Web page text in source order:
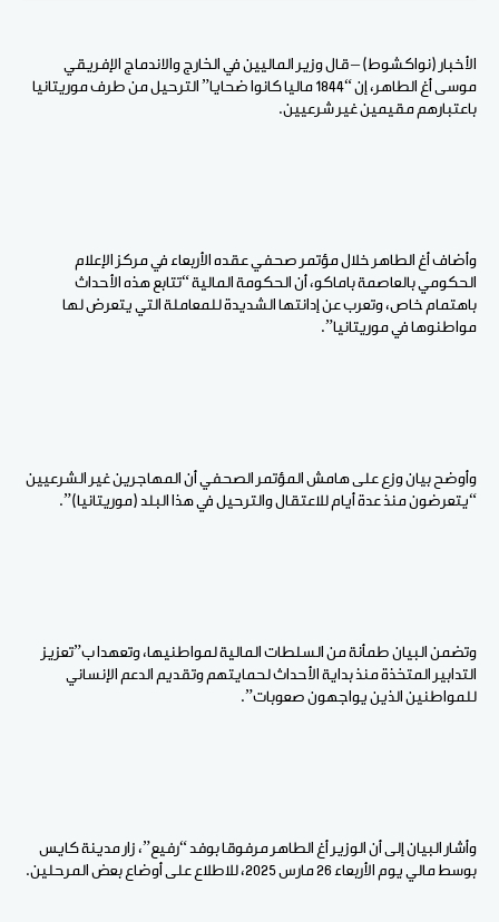
الأخبار (نواكشوط) – قال وزير الماليين في الخارج والاندماج الإفريقي
موسى أغ الطاهر، إن “1844 ماليا كانوا ضحايا” الترحيل من طرف موريتانيا
باعتبارهم مقيمين غير شرعيين.
وأضاف أغ الطاهر خلال مؤتمر صحفي عقده الأربعاء في مركز الإعلام
الحكومي بالعاصمة باماكو، أن الحكومة المالية “تتابع هذه الأحداث
باهتمام خاص، وتعرب عن إدانتها الشديدة للمعاملة التي يتعرض لها
مواطنوها في موريتانيا”.
وأوضح بيان وزع على هامش المؤتمر الصحفي أن المهاجرين غير الشرعيين
“يتعرضون منذ عدة أيام للاعتقال والترحيل في هذا البلد (موريتانيا)”.
وتضمن البيان طمأنة من السلطات المالية لمواطنيها، وتعهدا ب”تعزيز
التدابير المتخذة منذ بداية الأحداث لحمايتهم وتقديم الدعم الإنساني
للمواطنين الذين يواجهون صعوبات”.
وأشار البيان إلى أن الوزير أغ الطاهر مرفوقا بوفد “رفيع”، زار مدينة كايس
بوسط مالي يوم الأربعاء 26 مارس 2025، للاطلاع على أوضاع بعض المرحلين.